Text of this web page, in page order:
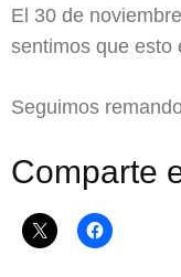
El 30 de
sentimos que esto
Seguimos
Comparte